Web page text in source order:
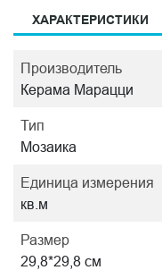
ХАРАКТЕРИСТИКИ
Производитель
Керама Марацци
Тип
Мозаика
Единица измерения
кв.м
Размер
29,8*29,8 см